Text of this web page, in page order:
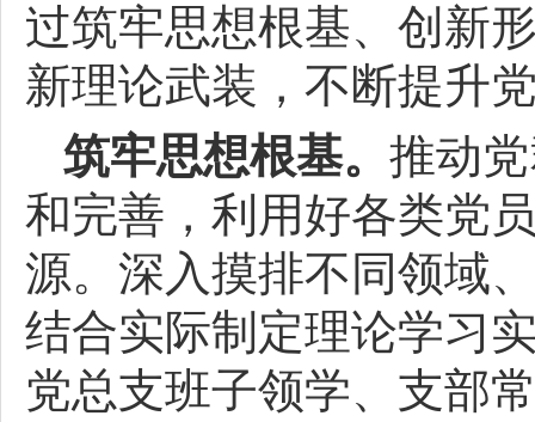
过筑牢思想根基、创新
新理论武装，不断提升
筑牢思想根基。 推动
和完善，利用好各类党
源。深入摸排不同领域
结合实际制定理论学习
党总支班子领学、支部